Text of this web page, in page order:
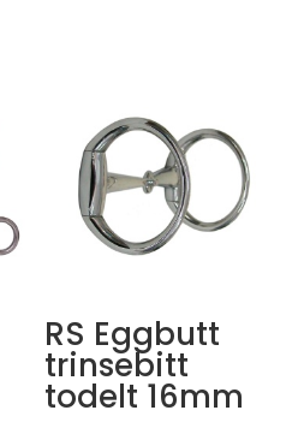
RS Eggbutt
trinsebitt
todelt 16mm